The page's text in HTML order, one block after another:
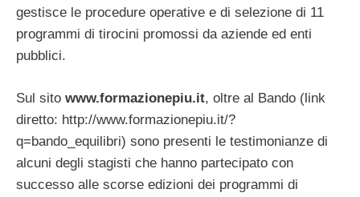
gestisce le procedure operative e di selezione di 11
programmi di tirocini promossi da aziende ed enti
pubblici.
Sul sito www.formazionepiu.it, oltre al Bando (link
diretto: http://www.formazionepiu.it/?
q=bando_equilibri) sono presenti le testimonianze di
alcuni degli stagisti che hanno partecipato con
successo alle scorse edizioni dei programmi di